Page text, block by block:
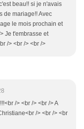
beau!! si je n'avais
de mariage!! Avec
le mois prochain et
Je t'embrasse et
/> <br /> <br />
/> <br /> <br /> A
/> <br /> <br